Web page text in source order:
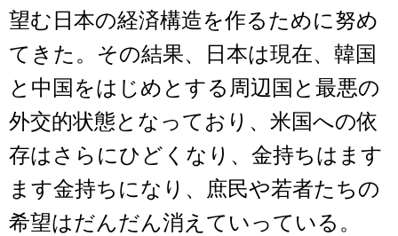
望む日本の経済構造を作るために努め
てきた。その結果、日本は現在、韓国
と中国をはじめとする周辺国と最悪の
外交的状態となっており、米国への依
存はさらにひどくなり、金持ちはます
ます金持ちになり、庶民や若者たちの
希望はだんだん消えていっている。